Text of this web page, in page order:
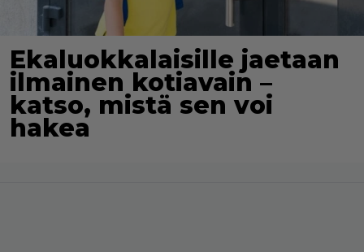
Ekaluokkalaisille jaetaan
ilmainen kotiavain –
katso, mistä sen voi
hakea